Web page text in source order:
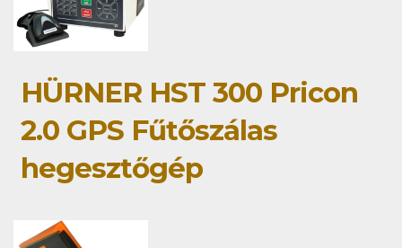
HÜRNER HST 300 Pricon
2.0 GPS Fűtőszálas
hegesztőgép